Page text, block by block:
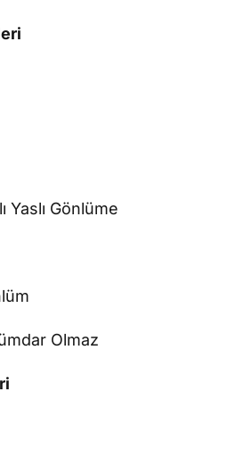
Yaslı Gönlüme
Olmaz